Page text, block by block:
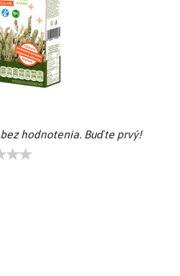
hodnotenia. Buďte prvý!